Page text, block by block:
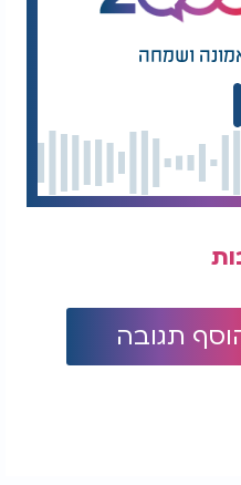
ושמחה
תגובה